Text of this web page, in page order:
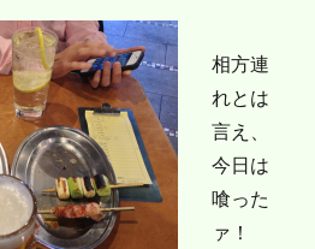
相方連
れとは
言え、
今日は
喰った
ァ！